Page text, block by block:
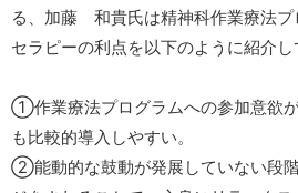
る、加藤 和貴氏は精神科作業療法プ
セラピーの利点を以下のように紹介し
①作業療法プログラムへの参加意欲
も比較的導入しやすい。
②能動的な鼓動が発展していない段